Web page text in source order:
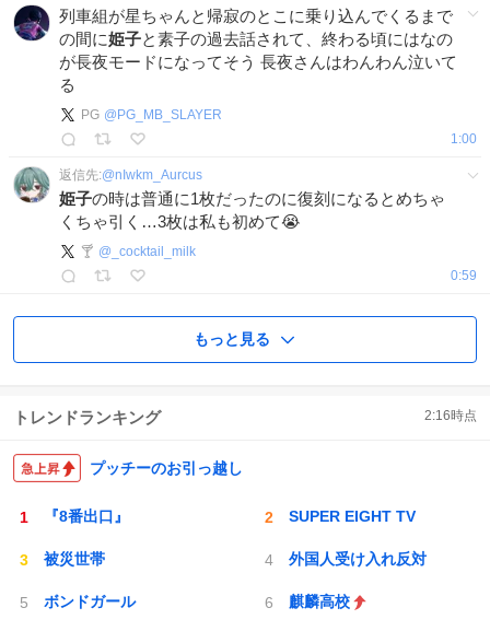
列車組が星ちゃんと帰寂のとこに乗り込んでくるまで
の間に姫子と素子の過去話されて、終わる頃にはなの
が長夜モードになってそう 長夜さんはわんわん泣いて
る
PG @ PG_MB_SLAYER
1:00
返信先:@nIwkm_Aurcus
姫子の時は普通に1枚だったのに復刻になるとめちゃ
くちゃ引く…3枚は私も初めて😭
🍸 @ _cocktail_milk
0:59
もっと見る
トレンドランキング 2:16時点
プッチーのお引っ越し
『8番出口』 SUPER EIGHT TV
被災世帯 外国人受け入れ反対
ボンドガール 麒麟高校